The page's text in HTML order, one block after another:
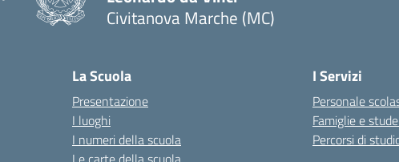
Civitanova Marche (MC)
La Scuola
Presentazione
I luoghi
I numeri della scuola
I Servizi
Personale
Famiglie e
Percorsi di